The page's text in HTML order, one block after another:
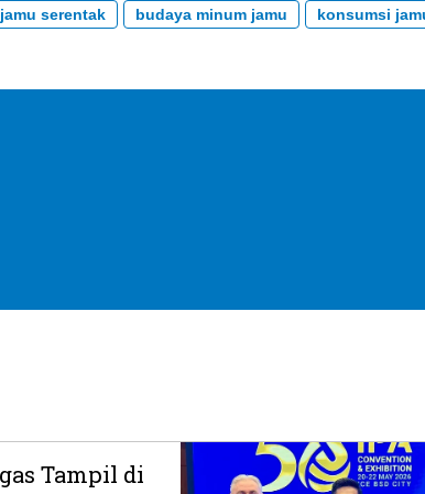
serentak budaya minum jamu konsumsi
Tampil di